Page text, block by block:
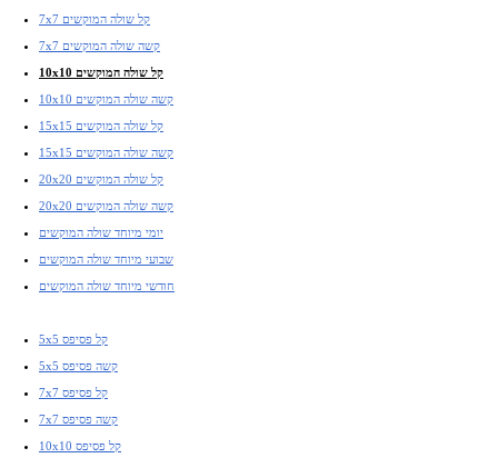
7x7 קל שולה המוקשים
7x7 קשה שולה המוקשים
10x10 קל שולה המוקשים
10x10 קשה שולה המוקשים
15x15 קל שולה המוקשים
15x15 קשה שולה המוקשים
20x20 קל שולה המוקשים
20x20 קשה שולה המוקשים
יומי מיוחד שולה המוקשים
שבועי מיוחד שולה המוקשים
חודשי מיוחד שולה המוקשים
5x5 קל פסיפס
5x5 קשה פסיפס
7x7 קל פסיפס
7x7 קשה פסיפס
10x10 קל פסיפס